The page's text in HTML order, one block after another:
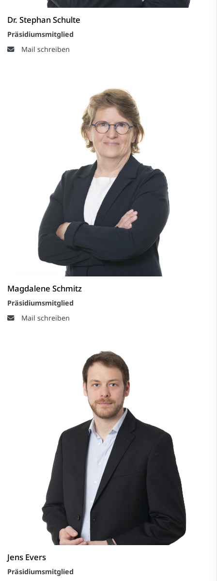
Dr. Stephan Schulte
Präsidiumsmitglied
Mail schreiben
Magdalene Schmitz
Präsidiumsmitglied
Mail schreiben
Jens Evers
Präsidiumsmitglied